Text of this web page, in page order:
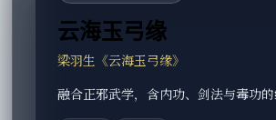
云海玉弓缘
梁羽生《云海玉弓缘》
融合正邪武学，含内功、剑法与毒功的